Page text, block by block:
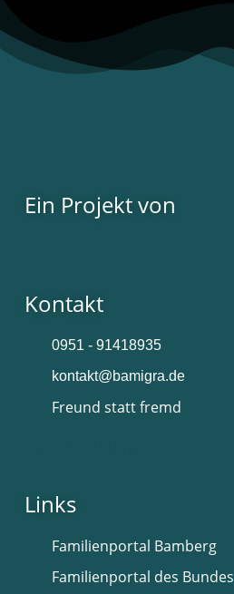
Ein Projekt von
Kontakt
0951 - 91418935
kontakt@bamigra.de
Freund statt fremd
Links
Familienportal Bamberg
Familienportal des Bundes